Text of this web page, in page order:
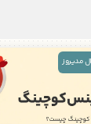
مدیروز